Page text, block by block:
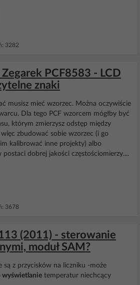
3282
Zegarek PCF8583 - LCD
znaki
musisz mieć wzorzec. Można oczywiście
Dla tego PCF wzorcem mógłby być
którym zmierzysz odstęp między
zbudować sobie wzorzec (i go
kalibrować inne projekty) albo
dobrej jakości częstościomierzy....
3678
(2011) - sterowanie
moduł SAM?
są z przycisków na liczniku -może
wyświetlanie temperatur niechcący